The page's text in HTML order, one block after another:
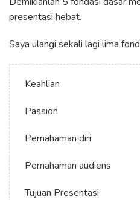
presentasi hebat.
Saya ulangi sekali lagi lima
Keahlian
Passion
Pemahaman diri
Pemahaman audiens
Tujuan Presentasi